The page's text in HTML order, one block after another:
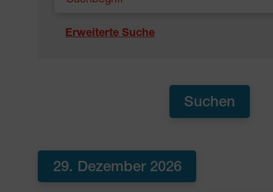
Erweiterte Suche
29. Dezember 2026